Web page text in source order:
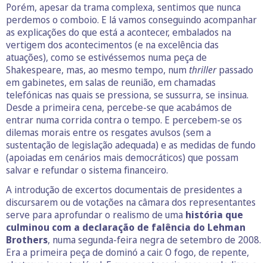
Porém, apesar da trama complexa, sentimos que nunca
perdemos o comboio. E lá vamos conseguindo acompanhar
as explicações do que está a acontecer, embalados na
vertigem dos acontecimentos (e na excelência das
atuações), como se estivéssemos numa peça de
Shakespeare, mas, ao mesmo tempo, num thrillerpassado
em gabinetes, em salas de reunião, em chamadas
telefónicas nas quais se pressiona, se sussurra, se insinua.
Desde a primeira cena, percebe-se que acabámos de
entrar numa corrida contra o tempo. E percebem-se os
dilemas morais entre os resgates avulsos (sem a
sustentação de legislação adequada) e as medidas de fundo
(apoiadas em cenários mais democráticos) que possam
salvar e refundar o sistema financeiro.
A introdução de excertos documentais de presidentes a
discursarem ou de votações na câmara dos representantes
serve para aprofundar o realismo de uma história que
culminou com a declaração de falência do Lehman
Brothers, numa segunda-feira negra de setembro de 2008.
Era a primeira peça de dominó a cair. O fogo, de repente,